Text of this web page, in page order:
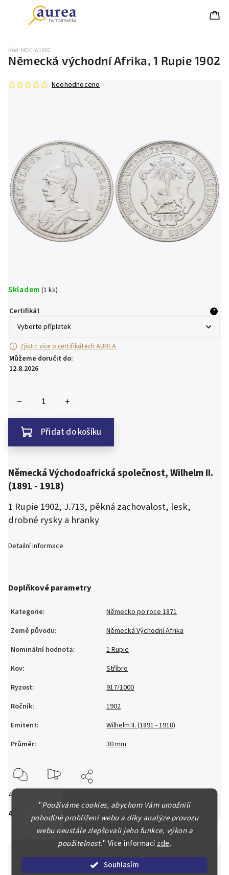
"Používáme cookies, abychom Vám umožnili
pohodlné prohlížení webu a díky analýze provozu
webu neustále zlepšovali jeho funkce, výkon a
použitelnost." Více informacízde.
Souhlasím
Německá východní Afrika, 1 Rupie 1902
Kód: NDC-A1902
Neohodnoceno
4 500 Kč
Skladem (1 ks)
Certifikát ?
Zjistit více o certifikátech AUREA
Můžeme doručit do:
12.8.2026
Přidat do košíku
Německá Východoafrická společnost, Wilhelm II.
(1891 - 1918)
1 Rupie 1902, J.713, pěkná zachovalost, lesk,
drobné rysky a hranky
Detailní informace
Doplňkové parametry
Kategorie:
Německo po roce 1871
Země původu:
Německá Východní Afrika
Nominální hodnota:
1 Rupie
Kov:
Stříbro
Ryzost:
917/1000
Ročník:
1902
Emitent:
Wilhelm II. (1891 - 1918)
Průměr: 30 mm
Zeptat se